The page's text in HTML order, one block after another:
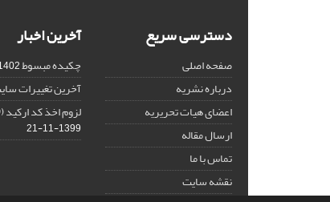
دسترسی سریع
صفحه اصلی
درباره نشریه
اعضای هیات تحریریه
ارسال مقاله
تماس با ما
نقشه سایت
آخرین اخبار
چکیده مبسوط01-15
آخرین تغییرات
لزوم اخذ کد ارکید (ORCID) برای هر نویسنده
1399-11-21